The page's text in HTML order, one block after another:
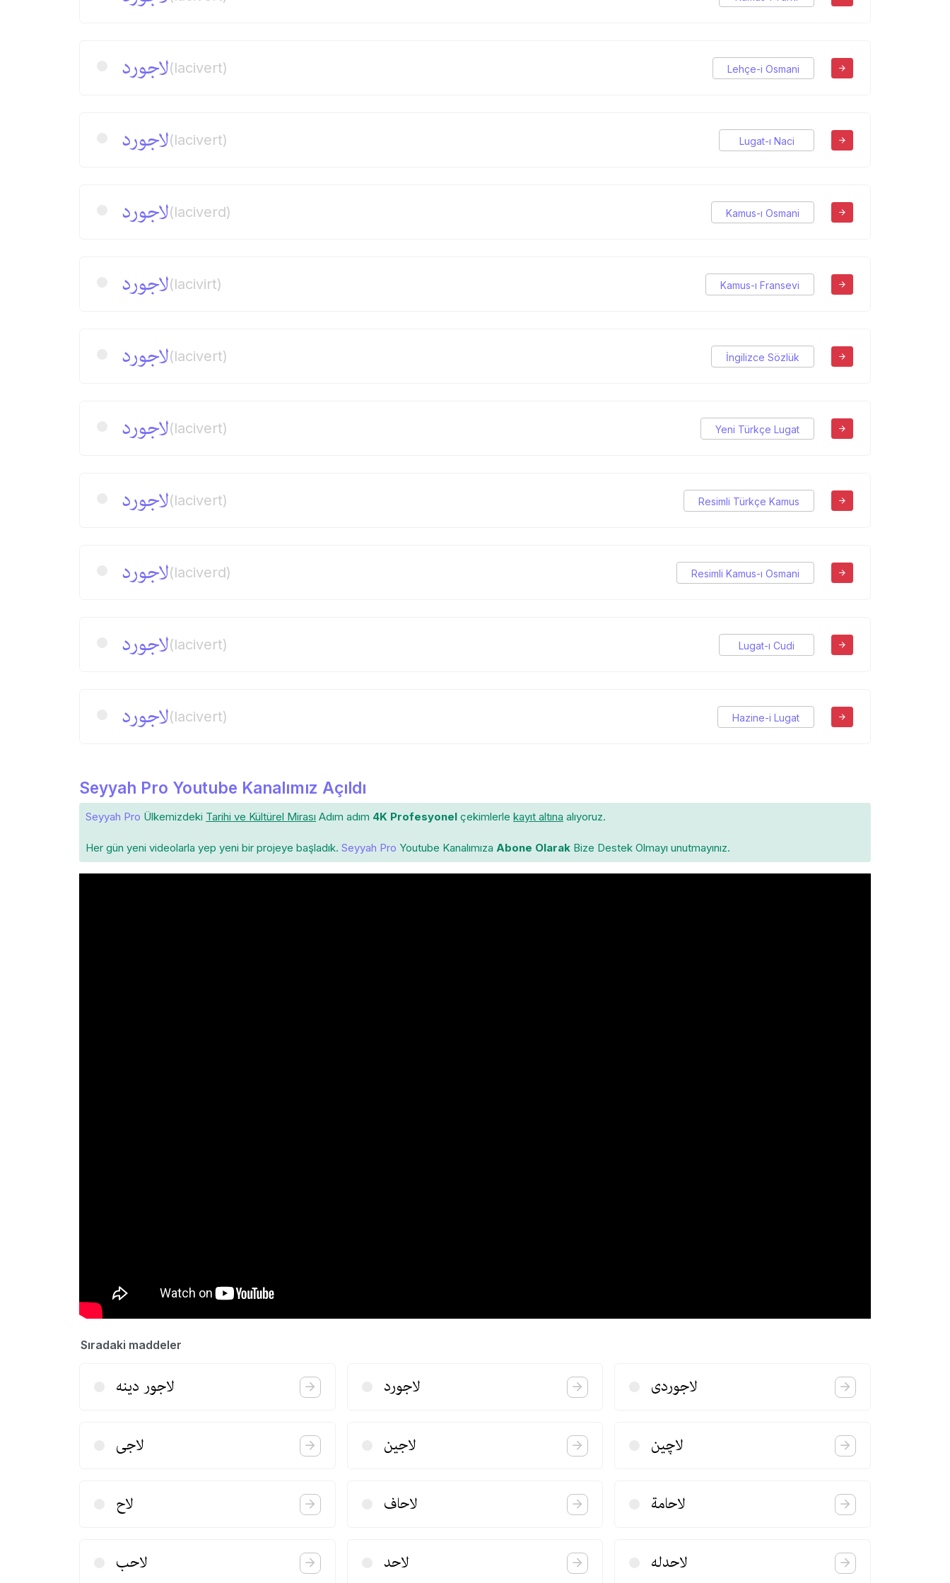
لاجورد(lacivert) Lehçe-i Osmani
لاجورد(lacivert) Lugat-ı Naci
لاجورد(laciverd) Kamus-ı Osmani
لاجورد(lacivirt) Kamus-ı Fransevi
لاجورد(lacivert) İngilizce Sözlük
لاجورد(lacivert) Yeni Türkçe Lugat
لاجورد(lacivert) Resimli Türkçe Kamus
لاجورد(laciverd) Resimli Kamus-ı Osmani
لاجورد(lacivert) Lugat-ı Cudi
لاجورد(lacivert) Hazine-i Lugat
Seyyah Pro Youtube Kanalımız Açıldı
Seyyah Pro Ülkemizdeki Tarihi ve Kültürel Mirası Adım adım 4K Profesyonel çekimlerle kayıt altına alıyoruz.
Her gün yeni videolarla yep yeni bir projeye başladık. Seyyah Pro Youtube Kanalımıza Abone Olarak Bize Destek Olmayı unutmayınız.
Sıradaki maddeler
لاجور دینه لاجورد لاجوردی
لاجی لاجین لاچین
لاح لاحاف لاحامة
لاحب لاحد لاحدله